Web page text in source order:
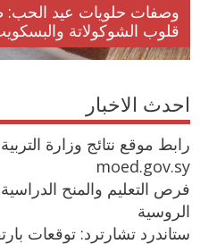
وصفات حلويات عيد الحب:
قلوب الشوكولاتة
احدث الاخبار
رابط موقع نتائج وزارة
moed.gov.sy
فرص التعليم والمنح
الروسية